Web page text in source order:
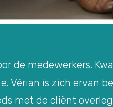
de medewerkers.
Vérian is zich ervan
met de cliënt